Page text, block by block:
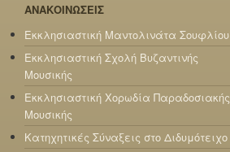
ΑΝΑΚΟΙΝΩΣΕΙΣ
Εκκλησιαστική Μαντολινάτα Σουφλίου
Εκκλησιαστική Σχολή Βυζαντινής
Μουσικής
Εκκλησιαστική Χορωδία Παραδοσιακής
Μουσικής
Κατηχητικές Σύναξεις στο Διδυμότειχο